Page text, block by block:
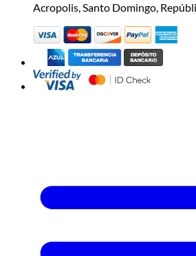
Acropolis, Santo Domingo,